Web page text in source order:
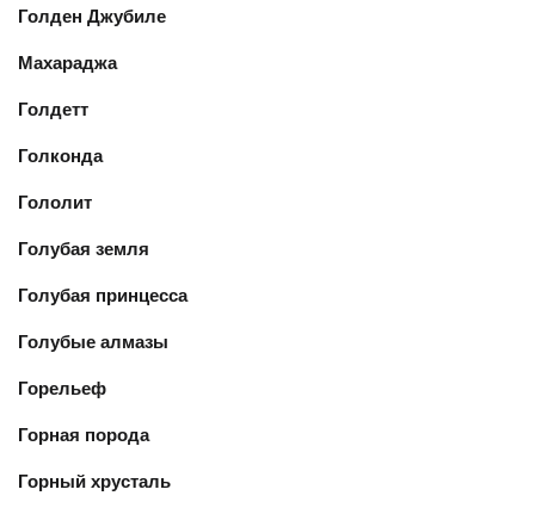
Голден Джубиле
Махараджа
Голдетт
Голконда
Гололит
Голубая земля
Голубая принцесса
Голубые алмазы
Горельеф
Горная порода
Горный хрусталь